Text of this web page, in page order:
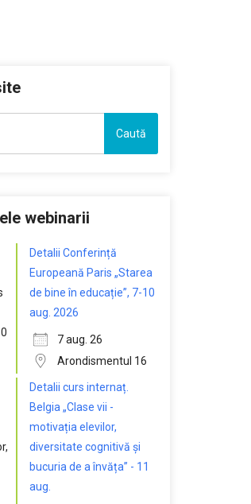
webinarii
Detalii Conferință
Europeană Paris „Starea
de bine în educație”, 7-10
aug. 2026
7 aug. 26
Arondismentul 16
Detalii curs internaț.
Belgia „Clase vii -
motivația elevilor,
diversitate cognitivă și
bucuria de a învăța” - 11
aug.